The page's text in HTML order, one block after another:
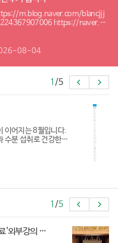
m.blog.naver.com/blancjjj
https://naver.m
08-04
1 /5
수분 섭취로 건강한
1 /5
단과 치료'외부강의 …